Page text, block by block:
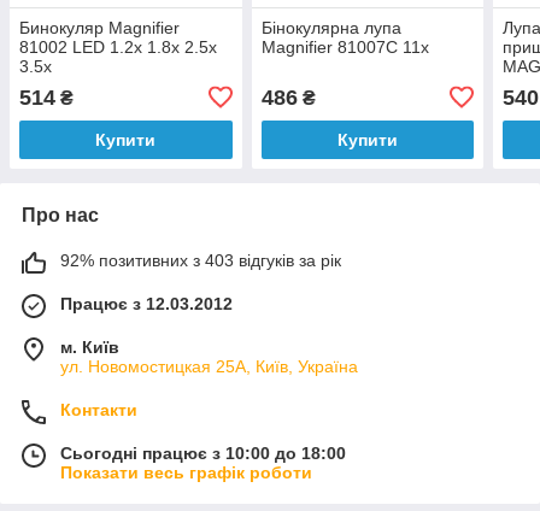
Бинокуляр Magnifier
81002 LED 1.2x 1.8x 2.5x
3.5x
514 ₴
Купити
Бінокулярна лупа
Magnifier 81007C 11x
486₴
Купити
540
Про нас
92% позитивних з 403 відгуків за рік
Працює з 12.03.2012
м. Київ
ул. Новомостицкая 25А, Київ, Україна
Контакти
Сьогодні працює з 10:00 до 18:00
Показати весь графік роботи